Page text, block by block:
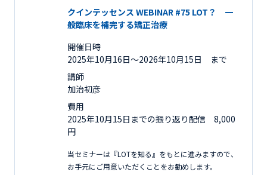
クインテッセンス WEBINAR #75 LOT？ 一
般臨床を補完する矯正治療
開催日時
2025年10月16日〜2026年10月15日 まで
講師
加治初彦
費用
2025年10月15日までの振り返り配信 8,000
円
当セミナーは『LOTを知る』をもとに進みますので、
お手元にご用意いただくことをお勧めします。